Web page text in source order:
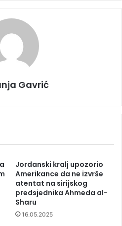
Gavrić
Jordanski kralj upozorio
Amerikance da ne izvrše
atentat na sirijskog
predsjednika Ahmeda al-
Sharu
16.05.2025